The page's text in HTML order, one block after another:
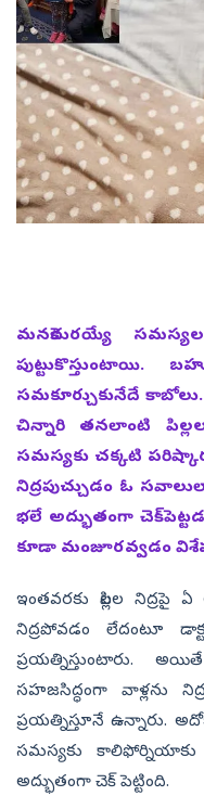
మనకెదురయ్యే
సమకూర్చుకునేదే
చిన్నారి తనలాంటి
సమస్యకు చక్కటి
నిద్రపుచ్చుడం ఓ
భలే అద్భుతంగా
కూడా మంజూరవ్వడం
ఇంతవరకు పిల్లల నిద్రపై
నిద్రపోవడం లేదంటూ
ప్రయత్నిస్తుంటారు.
సహజసిద్ధంగా వాళ్లను
ప్రయత్నిస్తూనే ఉన్నారు.
సమస్యకు కాలిఫోర్నియాకు
అద్భుతంగా చెక్‌ పెట్టింది.